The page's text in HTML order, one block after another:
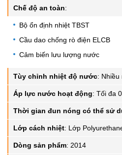
Chế độ an toàn:
Bộ ổn định nhiệt TBST
Cầu dao chống rò điện ELCB
Cảm biến lưu lượng nước
Tùy chỉnh nhiệt độ nước: Nhiều
Áp lực nước hoạt động: Tối đa
Thời gian đun nóng có thể sử
Lớp cách nhiệt: Lớp
Dòng sản phẩm: 2014